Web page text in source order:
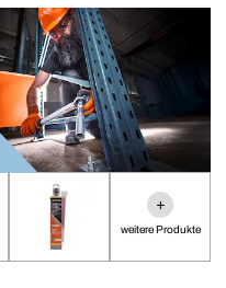
+
weitere Produkte